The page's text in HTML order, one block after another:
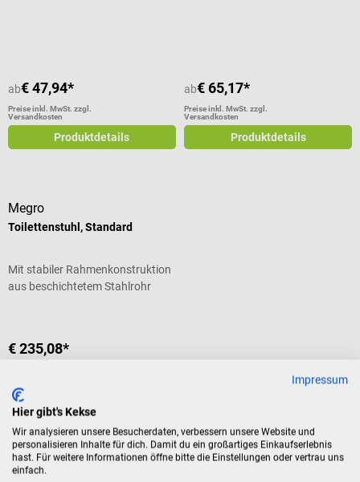
ab€ 47,94*
Preise inkl. MwSt. zzgl.
Versandkosten
Produktdetails
ab€ 65,17*
Preise inkl. MwSt. zzgl.
Versandkosten
Produktdetails
Megro
Toilettenstuhl, Standard
Mit stabiler Rahmenkonstruktion
aus beschichtetem Stahlrohr
€ 235,08*
Impressum
Hier gibt's Kekse
Wir analysieren unsere Besucherdaten, verbessern unsere Website und
personalisieren Inhalte für dich. Damit du ein großartiges Einkaufserlebnis
hast. Für weitere Informationen öffne bitte die Einstellungen oder vertrau uns
einfach.